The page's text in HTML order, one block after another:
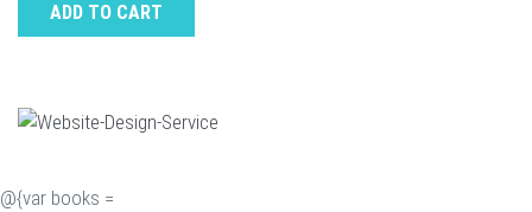
ADD TO CART
@{var books =